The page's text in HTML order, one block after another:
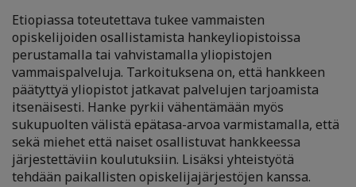
Etiopiassa toteutettava tukee vammaisten
opiskelijoiden osallistamista hankeyliopistoissa
perustamalla tai vahvistamalla yliopistojen
vammaispalveluja. Tarkoituksena on, että hankkeen
päätyttyä yliopistot jatkavat palvelujen tarjoamista
itsenäisesti. Hanke pyrkii vähentämään myös
sukupuolten välistä epätasa-arvoa varmistamalla, että
sekä miehet että naiset osallistuvat hankkeessa
järjestettäviin koulutuksiin. Lisäksi yhteistyötä
tehdään paikallisten opiskelijajärjestöjen kanssa.